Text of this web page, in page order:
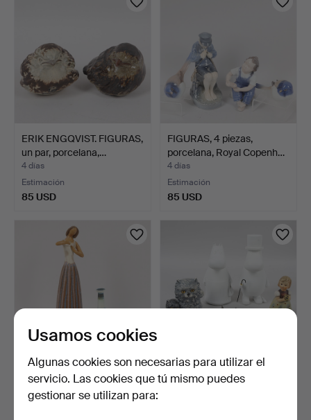
ERIK ENGQVIST. FIGURAS,
un par, porcelana,…
4 días
Estimación
85 USD
FIGURAS, 4 piezas,
porcelana, Royal Copenh…
4 días
Estimación
85 USD
BACKAFALLSFLICKAN Y
JARRÓN EN MINIATURA,
2…
4 días
FIGURAS, 5 uds., porcelana
y polystone, en…
Usamos cookies
Algunas cookies son necesarias para utilizar el
servicio. Las cookies que tú mismo puedes
gestionar se utilizan para: